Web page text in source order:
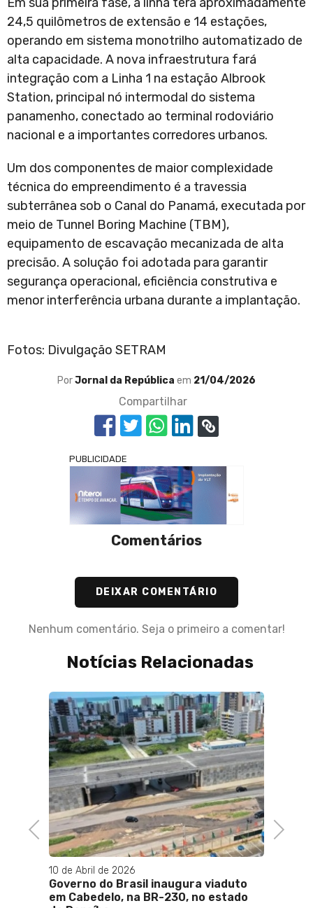
Em sua primeira fase, a linha terá aproximadamente
24,5 quilômetros de extensão e 14 estações,
operando em sistema monotrilho automatizado de
alta capacidade. A nova infraestrutura fará
integração com a Linha 1 na estação Albrook
Station, principal nó intermodal do sistema
panamenho, conectado ao terminal rodoviário
nacional e a importantes corredores urbanos.
Um dos componentes de maior complexidade
técnica do empreendimento é a travessia
subterrânea sob o Canal do Panamá, executada por
meio de Tunnel Boring Machine (TBM),
equipamento de escavação mecanizada de alta
precisão. A solução foi adotada para garantir
segurança operacional, eficiência construtiva e
menor interferência urbana durante a implantação.
Fotos: Divulgação SETRAM
PorJornal da República em 21/04/2026
Compartilhar
PUBLICIDADE
Comentários
DEIXAR COMENTÁRIO
Nenhum comentário. Seja o primeiro a comentar!
Notícias Relacionadas
Previous
10 de Abril de 2026
Governo do Brasil inaugura viaduto
em Cabedelo, na BR-230, no estado
Next